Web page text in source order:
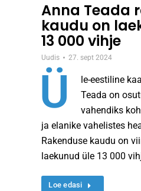
Anna Teada
kaudu on
13 000 vihje
Uudis 27. sept 2024
Ü
le-eestiline
Teada on
vahendiks
ja elanike vahelistes
Rakenduse kaudu on
laekunud üle 13 000
Loe edasi